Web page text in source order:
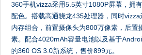
360手机vizza采用5.5英寸1080P屏幕，拥
配色。搭载高通骁龙435处理器，同时
内存组合，前置摄像头为800万像素，后置
素。配合4020mAh容量电池以及基于
的360 OS 3.0新系统，售价899元。